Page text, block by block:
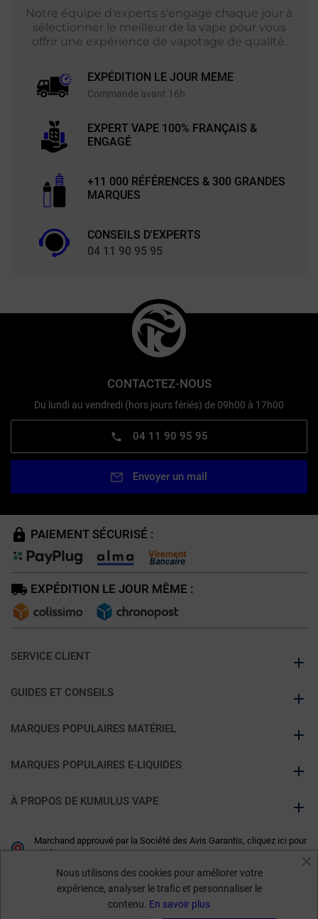
Notre équipe d'experts s'engage chaque jour à
sélectionner le meilleur de la vape pour vous
offrir une expérience de vapotage de qualité.
EXPÉDITION LE JOUR MÊME
Commande avant 16h
EXPERT VAPE 100% FRANÇAIS &
ENGAGÉ
+11 000 RÉFÉRENCES & 300 GRANDES
MARQUES
CONSEILS D'EXPERTS
04 11 90 95 95
CONTACTEZ-NOUS
Du lundi au vendredi (hors jours fériés) de 09h00 à 17h00
04 11 90 95 95
Envoyer un mail
PAIEMENT SÉCURISÉ :
EXPÉDITION LE JOUR MÊME :
SERVICE CLIENT
GUIDES ET CONSEILS
MARQUES POPULAIRES MATÉRIEL
MARQUES POPULAIRES E-LIQUIDES
À PROPOS DE KUMULUS VAPE
Marchand approuvé par la Société des Avis Garantis, cliquez ici pour
vérifier.
Nous utilisons des cookies pour améliorer votre
expérience, analyser le trafic et personnaliser le
contenu. En savoir plus